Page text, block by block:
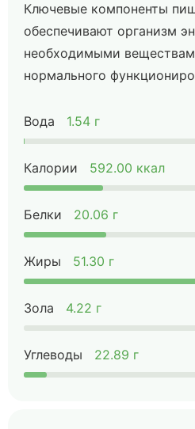
Ключевые компоненты
обеспечивают организм
необходимыми
нормального
Вода 1.54 г
Калории 592.00 ккал
Белки 20.06 г
Жиры 51.30 г
Зола 4.22 г
Углеводы 22.89 г